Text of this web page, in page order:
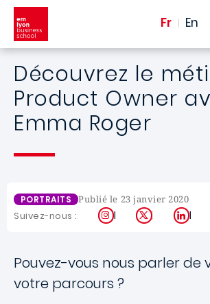
Aller au contenu principal
Fr En
Découvrez le
Product Owner
Emma Roger
PORTRAITS Publié le 23 janvier 2020
Suivez-nous : Instagram
X
Pouvez-vous nous parler de
votre parcours ?